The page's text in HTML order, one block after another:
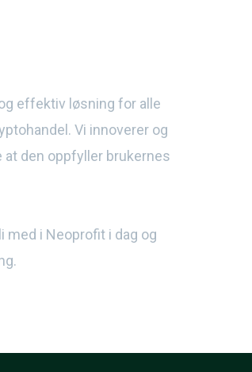
effektiv løsning for alle
Vi innoverer og
den oppfyller brukernes
med i Neoprofit i dag og